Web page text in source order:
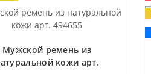
Мужской ремень из
кожи арт.